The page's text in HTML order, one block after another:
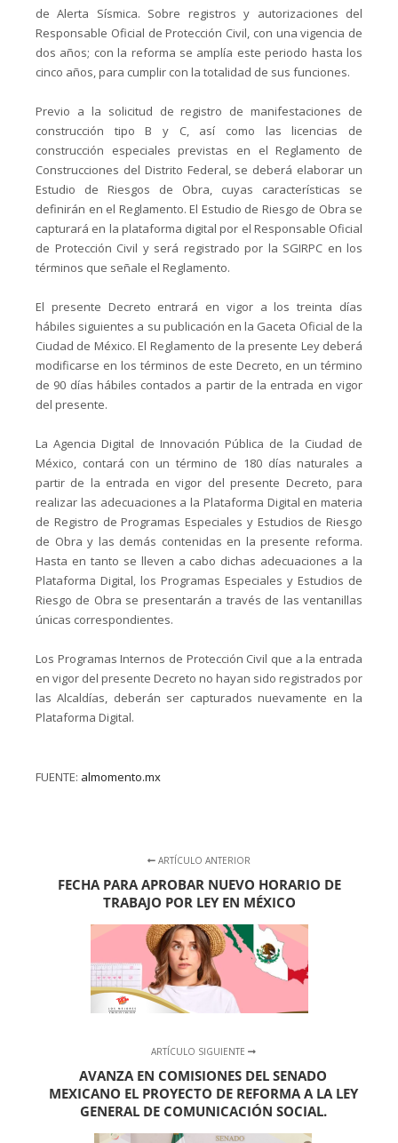
de Alerta Sísmica. Sobre registros y autorizaciones del
Responsable Oficial de Protección Civil, con una vigencia de
dos años; con la reforma se amplía este periodo hasta los
cinco años, para cumplir con la totalidad de sus funciones.
Previo a la solicitud de registro de manifestaciones de
construcción tipo B y C, así como las licencias de
construcción especiales previstas en el Reglamento de
Construcciones del Distrito Federal, se deberá elaborar un
Estudio de Riesgos de Obra, cuyas características se
definirán en el Reglamento. El Estudio de Riesgo de Obra se
capturará en la plataforma digital por el Responsable Oficial
de Protección Civil y será registrado por la SGIRPC en los
términos que señale el Reglamento.
El presente Decreto entrará en vigor a los treinta días
hábiles siguientes a su publicación en la Gaceta Oficial de la
Ciudad de México. El Reglamento de la presente Ley deberá
modificarse en los términos de este Decreto, en un término
de 90 días hábiles contados a partir de la entrada en vigor
del presente.
La Agencia Digital de Innovación Pública de la Ciudad de
México, contará con un término de 180 días naturales a
partir de la entrada en vigor del presente Decreto, para
realizar las adecuaciones a la Plataforma Digital en materia
de Registro de Programas Especiales y Estudios de Riesgo
de Obra y las demás contenidas en la presente reforma.
Hasta en tanto se lleven a cabo dichas adecuaciones a la
Plataforma Digital, los Programas Especiales y Estudios de
Riesgo de Obra se presentarán a través de las ventanillas
únicas correspondientes.
Los Programas Internos de Protección Civil que a la entrada
en vigor del presente Decreto no hayan sido registrados por
las Alcaldías, deberán ser capturados nuevamente en la
Plataforma Digital.
FUENTE: almomento.mx
ARTÍCULO ANTERIOR
FECHA PARA APROBAR NUEVO HORARIO DE
TRABAJO POR LEY EN MÉXICO
ARTÍCULO SIGUIENTE
AVANZA EN COMISIONES DEL SENADO
MEXICANO EL PROYECTO DE REFORMA A LA LEY
GENERAL DE COMUNICACIÓN SOCIAL.